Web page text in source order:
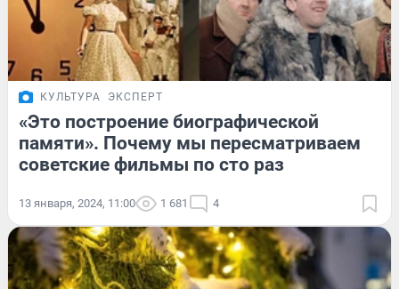
КУЛЬТУРА ЭКСПЕРТ
«Это построение биографической
памяти». Почему мы пересматриваем
советские фильмы по сто раз
13 января, 2024, 11:00 1 681 4